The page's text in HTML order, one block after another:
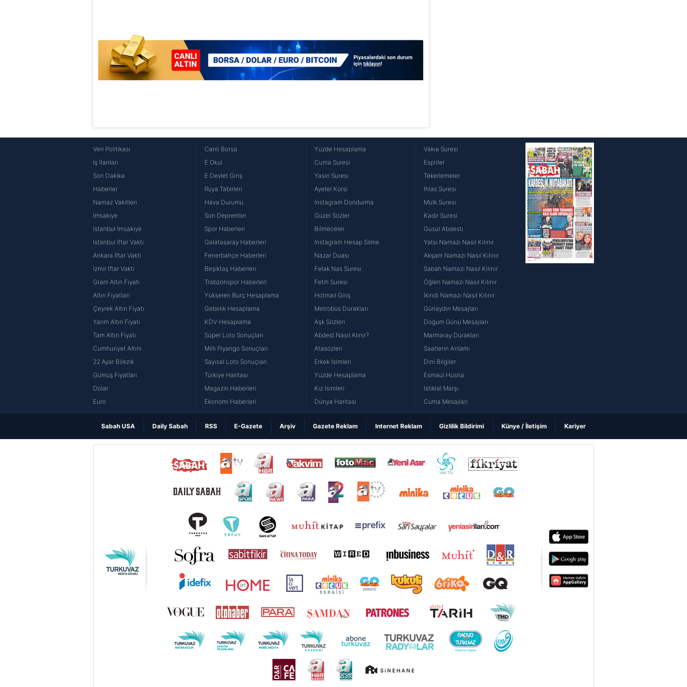
Veri Politikası
İş İlanları
Son Dakika
Haberler
Namaz Vakitleri
İmsakiye
İstanbul İmsakiye
İstanbul İftar Vakti
Ankara İftar Vakti
İzmir İftar Vakti
Gram Altın Fiyatı
Altın Fiyatları
Çeyrek Altın Fiyatı
Yarım Altın Fiyatı
Tam Altın Fiyatı
Cumhuriyet Altını
22 Ayar Bilezik
Gümüş Fiyatları
Dolar
Euro
Canlı Borsa
E Okul
E Devlet Giriş
Rüya Tabirleri
Hava Durumu
Son Depremler
Spor Haberleri
Galatasaray Haberleri
Fenerbahçe Haberleri
Beşiktaş Haberleri
Trabzonspor Haberleri
Yükselen Burç Hesaplama
Gebelik Hesaplama
KDV Hesaplama
Süper Loto Sonuçları
Milli Piyango Sonuçları
Sayısal Loto Sonuçları
Türkiye Haritası
Magazin Haberleri
Ekonomi Haberleri
Yüzde Hesaplama
Cuma Suresi
Yasin Suresi
Ayetel Kürsi
İnstagram Dondurma
Güzel Sözler
Bilmeceler
İnstagram Hesap Silme
Nazar Duası
Felak Nas Suresi
Fetih Suresi
Hotmail Giriş
Metrobüs Durakları
Aşk Sözleri
Abdest Nasıl Alınır?
Atasözleri
Erkek İsimleri
Yüzde Hesaplama
Kız İsimleri
Dünya Haritası
Vakıa Suresi
Espriler
Tekerlemeler
İhlas Suresi
Mülk Suresi
Kadir Suresi
Gusül Abdesti
Yatsı Namazı Nasıl Kılınır
Akşam Namazı Nasıl Kılınır
Sabah Namazı Nasıl Kılınır
Öğlen Namazı Nasıl Kılınır
İkindi Namazı Nasıl Kılınır
Günaydın Mesajları
Doğum Günü Mesajları
Marmaray Durakları
Saatlerin Anlamı
Dini Bilgiler
Esmaül Hüsna
İstiklal Marşı
Cuma Mesajları
Sabah USA Daily Sabah RSS E-Gazete Arşiv Gazete Reklam Internet Reklam Gizlilik Bildirimi Künye / İletişim Kariyer